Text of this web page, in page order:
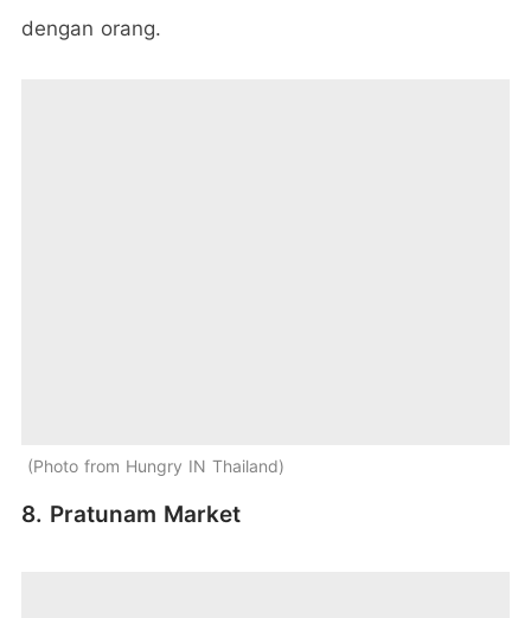
dengan orang.
Photo from Hungry IN Thailand
8. Pratunam Market